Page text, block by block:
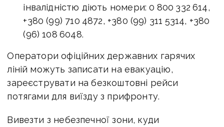
інвалідністю діють номери: 0 800 332 614,
+380 (99) 710 4872, +380 (99) 311 5314, +380
(96) 108 6048.
Оператори офіційних державних гарячих
ліній можуть записати на евакуацію,
зареєструвати на безкоштовні рейси
потягами для виїзду з прифронту.
Вивезти з небезпечної зони, куди